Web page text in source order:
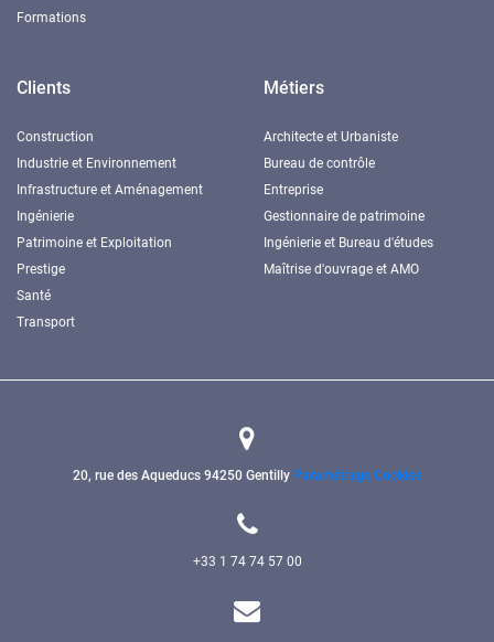
Formations
Clients
Construction
Industrie et Environnement
Infrastructure et Aménagement
Ingénierie
Patrimoine et Exploitation
Prestige
Santé
Transport
Métiers
Architecte et Urbaniste
Bureau de contrôle
Entreprise
Gestionnaire de patrimoine
Ingénierie et Bureau d'études
Maîtrise d'ouvrage et AMO
20, rue des Aqueducs 94250 Gentilly Paramétrage Cookies
+33 1 74 74 57 00